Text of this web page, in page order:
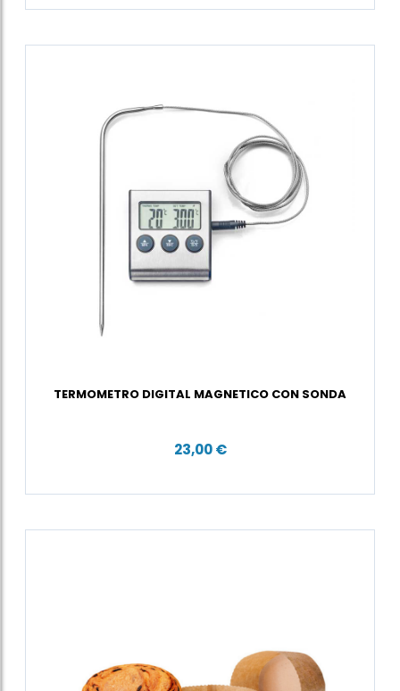
TERMOMETRO DIGITAL MAGNETICO CON SONDA
23,00 €